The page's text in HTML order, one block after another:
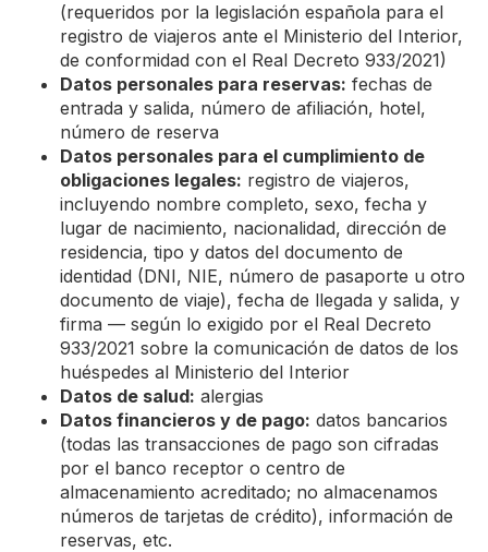
(requeridos por la legislación española para el
registro de viajeros ante el Ministerio del Interior,
de conformidad con el Real Decreto 933/2021)
Datos personales para reservas: fechas de
entrada y salida, número de afiliación, hotel,
número de reserva
Datos personales para el cumplimiento de
obligaciones legales: registro de viajeros,
incluyendo nombre completo, sexo, fecha y
lugar de nacimiento, nacionalidad, dirección de
residencia, tipo y datos del documento de
identidad (DNI, NIE, número de pasaporte u otro
documento de viaje), fecha de llegada y salida, y
firma — según lo exigido por el Real Decreto
933/2021 sobre la comunicación de datos de los
huéspedes al Ministerio del Interior
Datos de salud: alergias
Datos financieros y de pago: datos bancarios
(todas las transacciones de pago son cifradas
por el banco receptor o centro de
almacenamiento acreditado; no almacenamos
números de tarjetas de crédito), información de
reservas, etc.